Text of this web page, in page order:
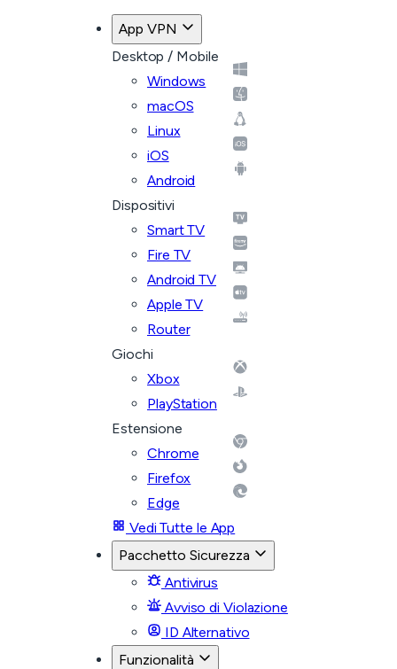
App VPN
Desktop / Mobile
Windows
macOS
Linux
iOS
Android
Dispositivi
Smart TV
Fire TV
Android TV
Apple TV
Router
Giochi
Xbox
PlayStation
Estensione
Chrome
Firefox
Edge
Vedi Tutte le App
Pacchetto Sicurezza
Antivirus
Avviso di Violazione
ID Alternativo
Funzionalità